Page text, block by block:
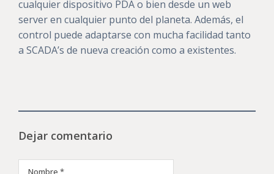
cualquier dispositivo PDA o bien desde un web
server en cualquier punto del planeta. Además, el
control puede adaptarse con mucha facilidad tanto
a SCADA’s de nueva creación como a existentes.
Dejar comentario